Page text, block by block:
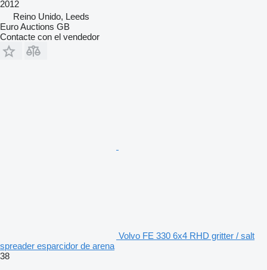
2012
Reino Unido, Leeds
Euro Auctions GB
Contacte con el vendedor
Volvo FE 330 6x4 RHD gritter / salt
spreader esparcidor de arena
38